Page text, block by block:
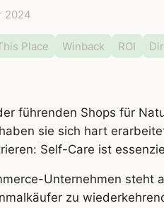
2024
Place Winback ROI
führenden Shops für
sie sich hart
Self-Care ist
Unternehmen steht
zu